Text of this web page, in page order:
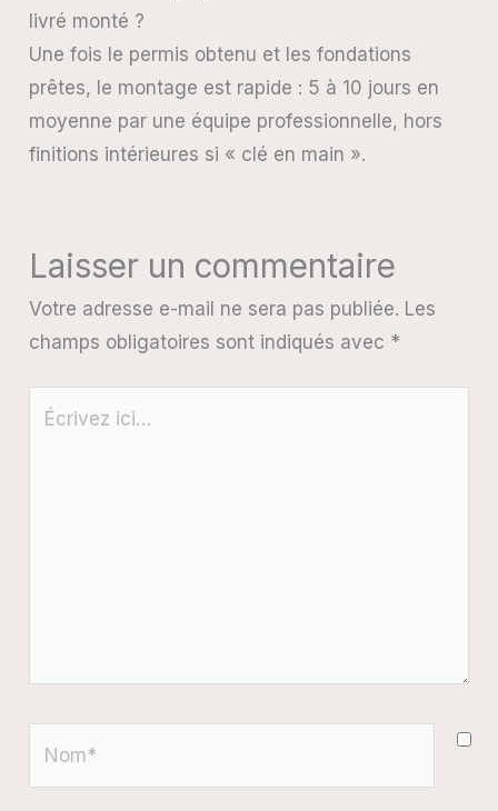
livré monté ?
Une fois le permis obtenu et les fondations
prêtes, le montage est rapide : 5 à 10 jours en
moyenne par une équipe professionnelle, hors
finitions intérieures si « clé en main ».
Laisser un commentaire
Votre adresse e-mail ne sera pas publiée. Les
champs obligatoires sont indiqués avec *
Écrivez